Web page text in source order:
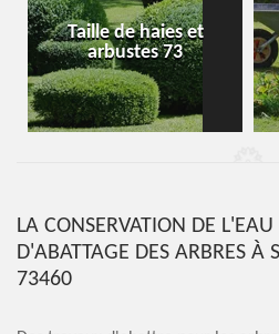
Taille de haies et
arbustes 73
LA CONSERVATION DE
D'ABATTAGE DES ARBRES À
73460